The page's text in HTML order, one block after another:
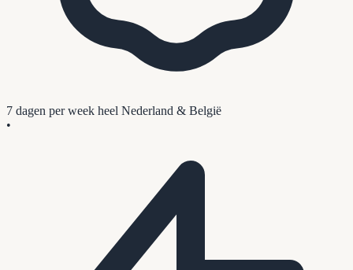
7 dagen per week heel Nederland & België
•